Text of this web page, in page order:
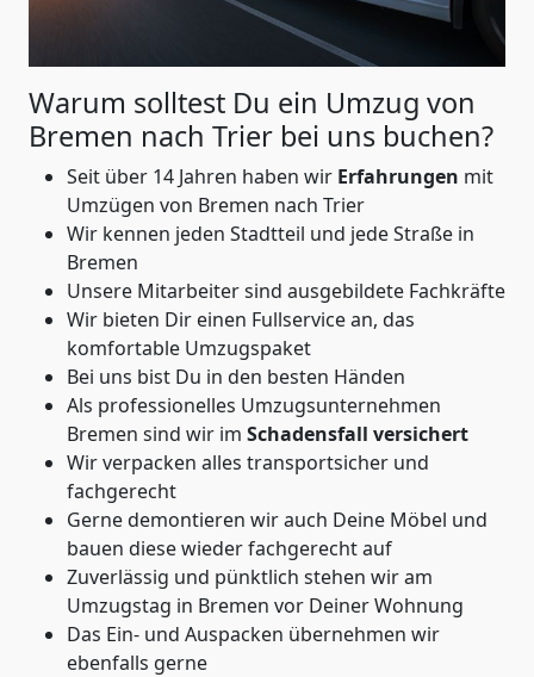
Warum solltest Du ein Umzug von
Bremen nach Trier bei uns buchen?
Seit über 14 Jahren haben wir Erfahrungen mit
Umzügen von Bremen nach Trier
Wir kennen jeden Stadtteil und jede Straße in
Bremen
Unsere Mitarbeiter sind ausgebildete Fachkräfte
Wir bieten Dir einen Fullservice an, das
komfortable Umzugspaket
Bei uns bist Du in den besten Händen
Als professionelles Umzugsunternehmen
Bremen sind wir im Schadensfall versichert
Wir verpacken alles transportsicher und
fachgerecht
Gerne demontieren wir auch Deine Möbel und
bauen diese wieder fachgerecht auf
Zuverlässig und pünktlich stehen wir am
Umzugstag in Bremen vor Deiner Wohnung
Das Ein- und Auspacken übernehmen wir
ebenfalls gerne